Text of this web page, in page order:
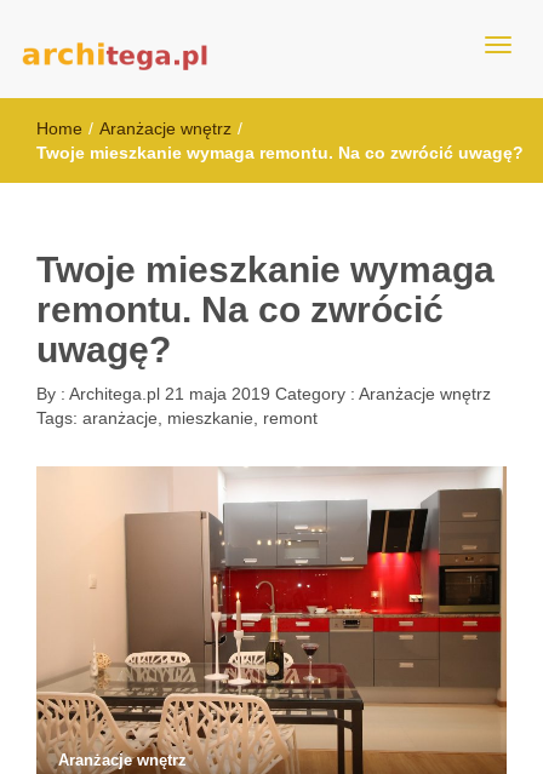
architega.pl
Home / Aranżacje wnętrz /
Twoje mieszkanie wymaga remontu. Na co zwrócić uwagę?
Twoje mieszkanie wymaga
remontu. Na co zwrócić
uwagę?
By : Architega.pl 21 maja 2019 Category : Aranżacje wnętrz
Tags: aranżacje mieszkanie remont
Aranżacje wnętrz